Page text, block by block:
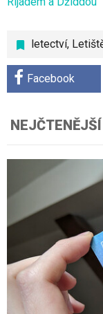
letectví,
Facebook